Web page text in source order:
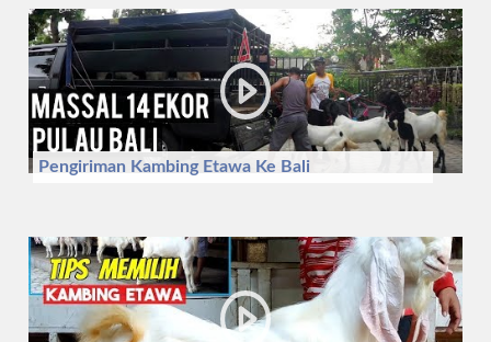
Pengiriman Kambing Etawa Ke Bali